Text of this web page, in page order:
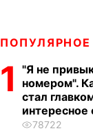
ПОПУЛЯРНОЕ
1
"Я не
номером".
стал
78722